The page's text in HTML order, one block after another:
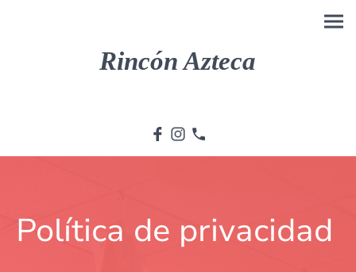
Rincón Azteca
Política de privacidad